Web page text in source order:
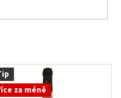
za méně